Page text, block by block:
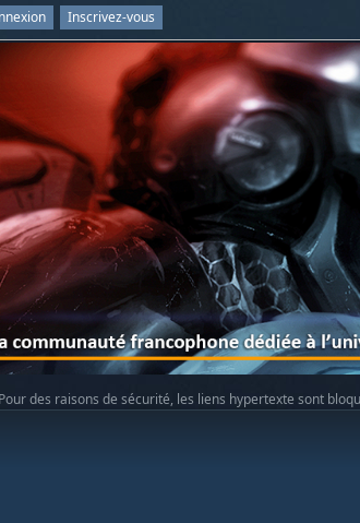
Inscrivez-vous
Pour des raisons de sécurité, les liens hypertexte sont